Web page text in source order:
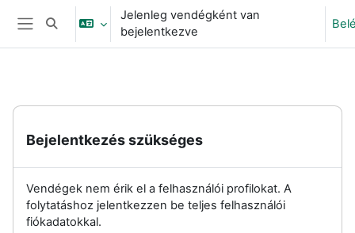
Tovább a fő tartalomhoz
Oldalpanel
Keresési bemeneti adatok váltása
Jelenleg vendégként van
bejelentkezve
Bejelentkezés szükséges
Vendégek nem érik el a felhasználói profilokat. A
folytatáshoz jelentkezzen be teljes felhasználói
fiókadatokkal.